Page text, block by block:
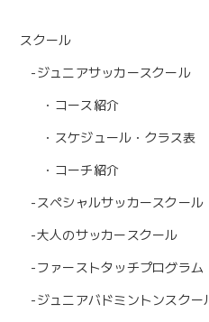
スクール
-ジュニアサッカースクール
・コース紹介
・スケジュール・クラス表
・コーチ紹介
-スぺシャルサッカースクール
-大人のサッカースクール
-ファーストタッチプログラム
-ジュニアバドミントンスクー